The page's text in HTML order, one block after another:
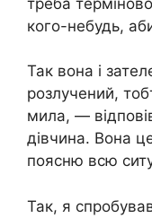
кого-небудь,
Так вона і
розлучений,
мила, —
дівчина. Вона
поясню всю
Так, я